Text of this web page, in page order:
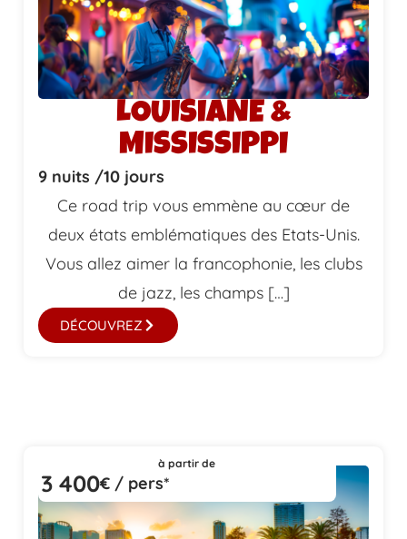
LOUISIANE &
MISSISSIPPI
9 nuits /10 jours
Ce road trip vous emmène au cœur de
deux états emblématiques des Etats-Unis.
Vous allez aimer la francophonie, les clubs
de jazz, les champs […]
DÉCOUVREZ
à partir de
3 400€ / pers*